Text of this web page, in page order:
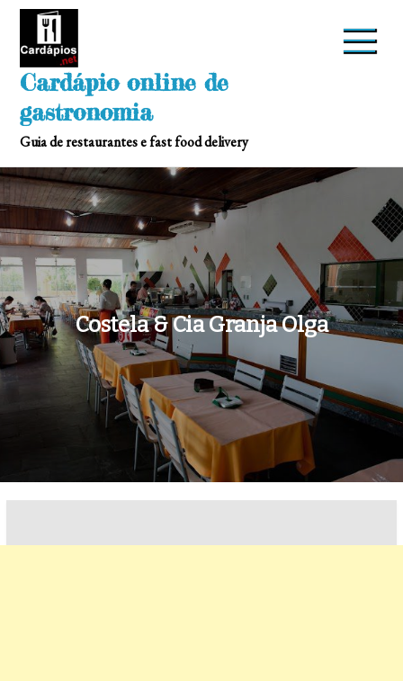
Skip
Cardápio online de
gastronomia
Guia de restaurantes e fast food delivery
Costela & Cia Granja Olga